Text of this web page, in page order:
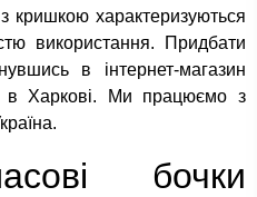
кришкою характеризуються
використання. Придбати
в інтернет-магазин
в Харкові. Ми працюємо з
бочки